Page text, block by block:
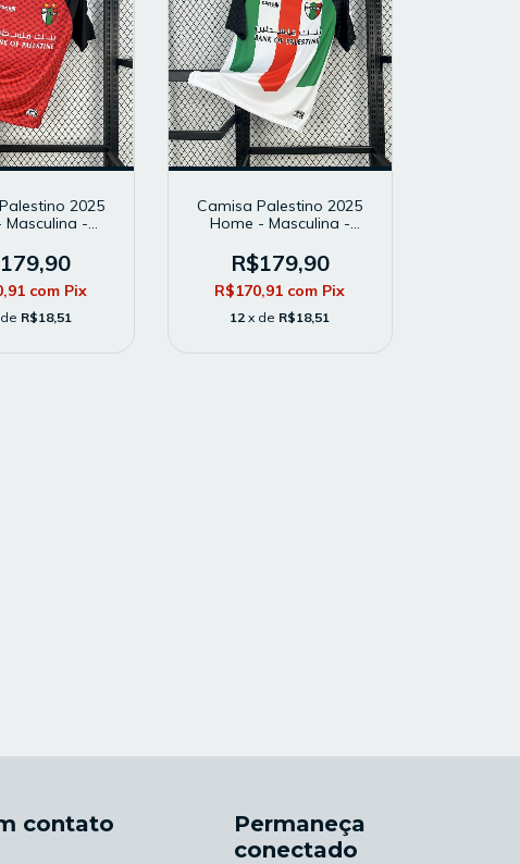
2025
Masculina -
com Pix
R$18,51
Camisa Palestino 2025
Home - Masculina -
Branca
R$179,90
R$170,91 com Pix
12 x de R$18,51
contato
Permaneça
conectado